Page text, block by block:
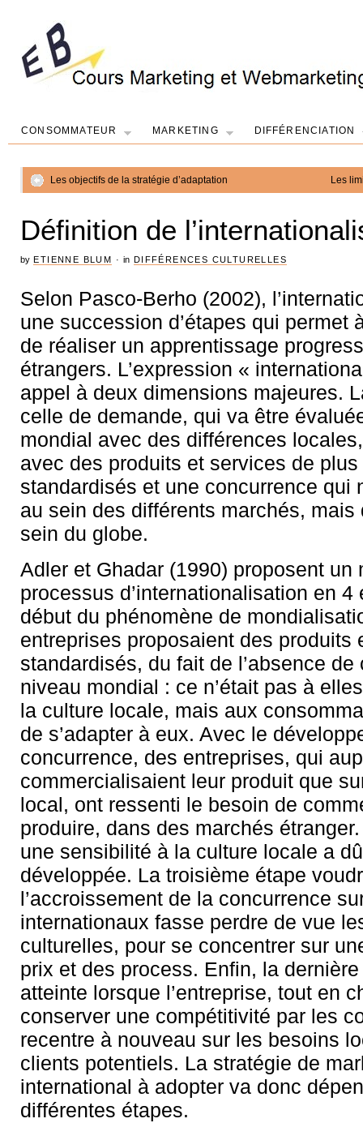
CONSOMMATEUR MARKETING DIFFÉRENCIATION
Les objectifs de la stratégie d’adaptation Les
Définition de
by ETIENNE BLUM ·in DIFFÉRENCES CULTURELLES
Selon Pasco-Berho (2002),
une succession d’étapes qui permet
de réaliser un apprentissage
étrangers. L’expression «
appel à deux dimensions majeures.
celle de demande, qui va être
mondial avec des différences
avec des produits et services de
standardisés et une concurrence qui
au sein des différents marchés, mais
sein du globe.
Adler et Ghadar (1990) proposent un
processus d’internationalisation en 4
début du phénomène de
entreprises proposaient des produits
standardisés, du fait de l’absence
niveau mondial : ce n’était pas à
la culture locale, mais aux
de s’adapter à eux. Avec le
concurrence, des entreprises, qui
commercialisaient leur produit que
local, ont ressenti le besoin de
produire, dans des marchés
une sensibilité à la culture locale a
développée. La troisième étape
l’accroissement de la concurrence
internationaux fasse perdre de vue
culturelles, pour se concentrer sur
prix et des process. Enfin, la
atteinte lorsque l’entreprise, tout en
conserver une compétitivité par les
recentre à nouveau sur les besoins
clients potentiels. La stratégie de
international à adopter va donc
différentes étapes.